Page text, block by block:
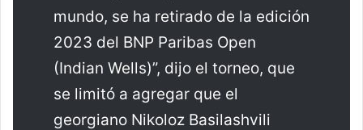
mundo, se ha retirado de la edición
2023 del BNP Paribas Open
(Indian Wells)”, dijo el torneo, que
se limitó a agregar que el
georgiano Nikoloz Basilashvili